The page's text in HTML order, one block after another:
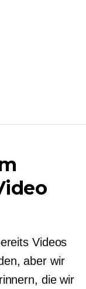
Videos
aber wir
die wir